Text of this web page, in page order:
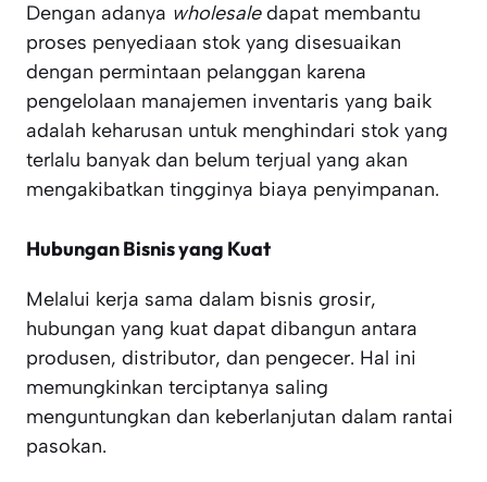
Dengan adanya wholesaledapat membantu
proses penyediaan stok yang disesuaikan
dengan permintaan pelanggan karena
pengelolaan manajemen inventaris yang baik
adalah keharusan untuk menghindari stok yang
terlalu banyak dan belum terjual yang akan
mengakibatkan tingginya biaya penyimpanan.
Hubungan Bisnis yang Kuat
Melalui kerja sama dalam bisnis grosir,
hubungan yang kuat dapat dibangun antara
produsen, distributor, dan pengecer. Hal ini
memungkinkan terciptanya saling
menguntungkan dan keberlanjutan dalam rantai
pasokan.